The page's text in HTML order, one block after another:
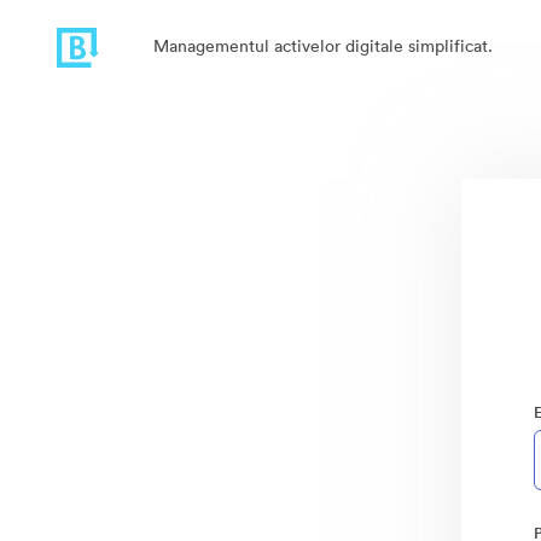
Managementul activelor digitale simplificat.